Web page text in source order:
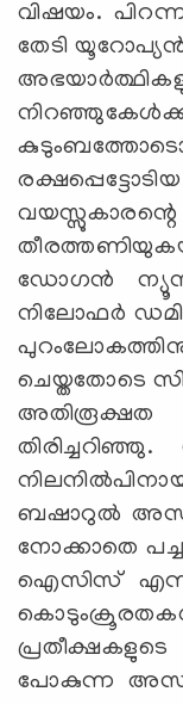
വിഷയം.
തേടി
ഡോഗന്‍ ന്യൂസ്
നിലോഫര്‍
ചെയ്തതോടെ
ബഷാറുല്‍ അസദ്
നോക്കാതെ
ഐസിസ് എന്ന
പോകുന്ന